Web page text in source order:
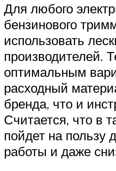
Для любого
бензинового
использовать
производителей.
оптимальным
расходный
бренда, что и
Считается, что в
пойдет на пользу
работы и даже